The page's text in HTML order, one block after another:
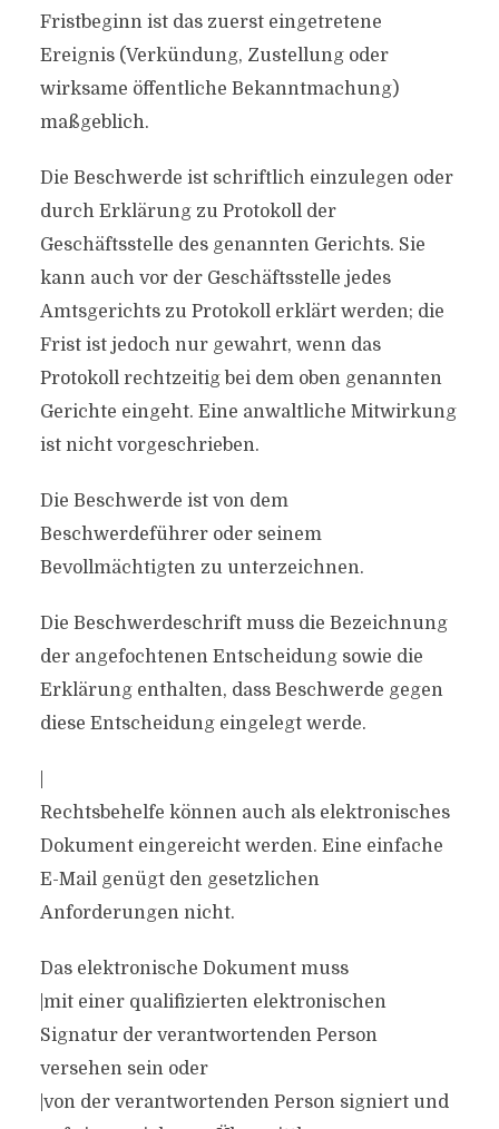
Fristbeginn ist das zuerst eingetretene
Ereignis (Verkündung, Zustellung oder
wirksame öffentliche Bekanntmachung)
maßgeblich.
Die Beschwerde ist schriftlich einzulegen oder
durch Erklärung zu Protokoll der
Geschäftsstelle des genannten Gerichts. Sie
kann auch vor der Geschäftsstelle jedes
Amtsgerichts zu Protokoll erklärt werden; die
Frist ist jedoch nur gewahrt, wenn das
Protokoll rechtzeitig bei dem oben genannten
Gerichte eingeht. Eine anwaltliche Mitwirkung
ist nicht vorgeschrieben.
Die Beschwerde ist von dem
Beschwerdeführer oder seinem
Bevollmächtigten zu unterzeichnen.
Die Beschwerdeschrift muss die Bezeichnung
der angefochtenen Entscheidung sowie die
Erklärung enthalten, dass Beschwerde gegen
diese Entscheidung eingelegt werde.
Rechtsbehelfe können auch als elektronisches
Dokument eingereicht werden. Eine einfache
E-Mail genügt den gesetzlichen
Anforderungen nicht.
Das elektronische Dokument muss
|mit einer qualifizierten elektronischen
Signatur der verantwortenden Person
versehen sein oder
|von der verantwortenden Person signiert und